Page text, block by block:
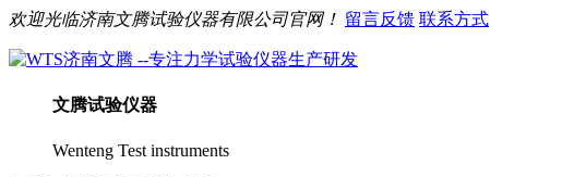
欢迎光临济南文腾试验仪器有限公司官网！ 留言反馈 联系方式
文腾试验仪器
Wenteng Test instruments